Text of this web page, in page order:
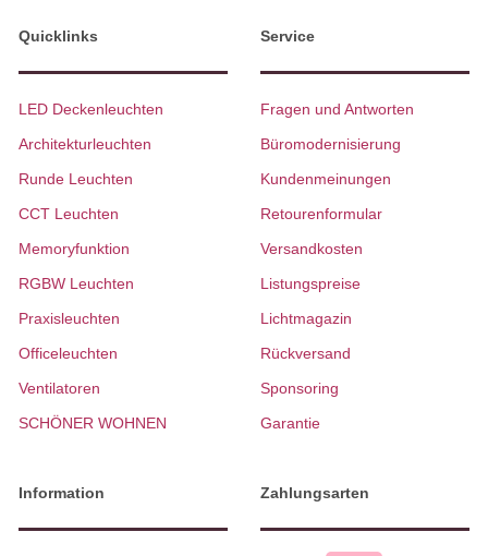
Quicklinks
LED Deckenleuchten
Architekturleuchten
Runde Leuchten
CCT Leuchten
Memoryfunktion
RGBW Leuchten
Praxisleuchten
Officeleuchten
Ventilatoren
SCHÖNER WOHNEN
Service
Fragen und Antworten
Büromodernisierung
Kundenmeinungen
Retourenformular
Versandkosten
Listungspreise
Lichtmagazin
Rückversand
Sponsoring
Garantie
Information Zahlungsarten